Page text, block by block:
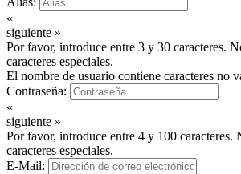
«
siguiente »
Por favor, introduce entre 3 y 30 caracteres.
caracteres especiales.
El nombre de usuario contiene caracteres no
Contraseña:
«
siguiente »
Por favor, introduce entre 4 y 100 caracteres.
caracteres especiales.
E-Mail: